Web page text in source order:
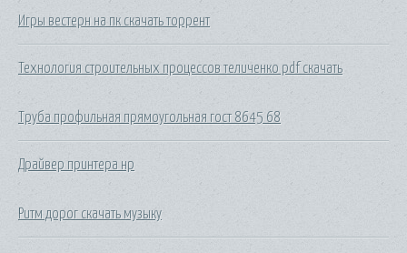
Игры вестерн на пк скачать торрент
Технология строительных процессов теличенко pdf скачать
Труба профильная прямоугольная гост 8645 68
Драйвер принтера нр
Ритм дорог скачать музыку